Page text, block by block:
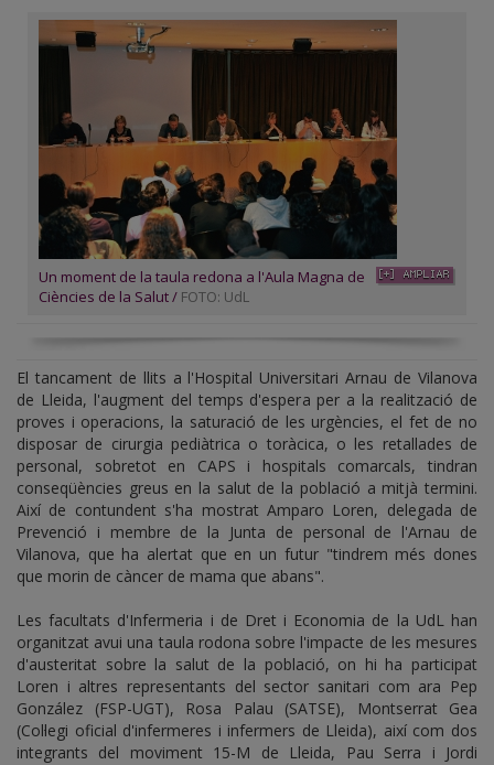
Un moment de la taula redona a l'Aula Magna de
Ciències de la Salut / FOTO: UdL
El tancament de llits a l'Hospital Universitari Arnau de Vilanova
de Lleida, l'augment del temps d'espera per a la realització de
proves i operacions, la saturació de les urgències, el fet de no
disposar de cirurgia pediàtrica o toràcica, o les retallades de
personal, sobretot en CAPS i hospitals comarcals, tindran
conseqüències greus en la salut de la població a mitjà termini.
Així de contundent s'ha mostrat Amparo Loren, delegada de
Prevenció i membre de la Junta de personal de l'Arnau de
Vilanova, que ha alertat que en un futur "tindrem més dones
que morin de càncer de mama que abans".
Les facultats d'Infermeria i de Dret i Economia de la UdL han
organitzat avui una taula rodona sobre l'impacte de les mesures
d'austeritat sobre la salut de la població, on hi ha participat
Loren i altres representants del sector sanitari com ara Pep
González (FSP-UGT), Rosa Palau (SATSE), Montserrat Gea
(Col·legi oficial d'infermeres i infermers de Lleida), així com dos
integrants del moviment 15-M de Lleida, Pau Serra i Jordi